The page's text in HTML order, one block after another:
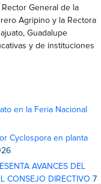
General de la
Agripino y la Rectora
Guadalupe
y de instituciones
en la Feria Nacional
Cyclospora en planta
AVANCES DEL
CONSEJO DIRECTIVO 7